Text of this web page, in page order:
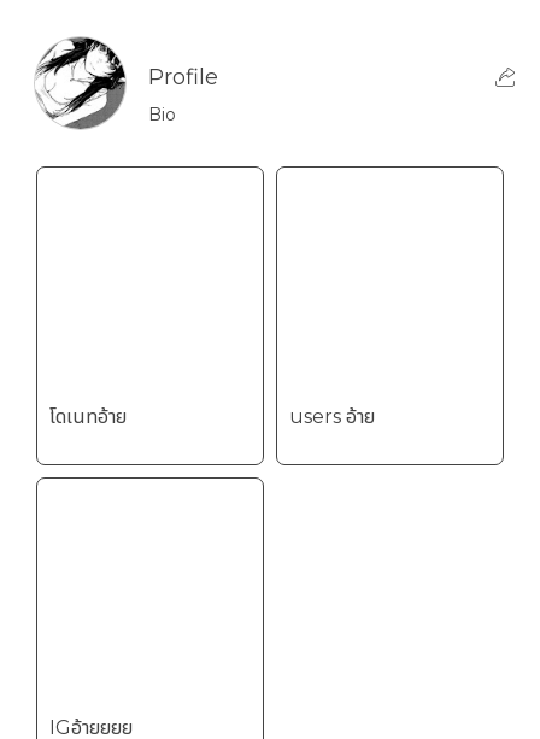
Profile
Bio
โดเนทอ้าย users อ้าย
IGอ้ายยยย